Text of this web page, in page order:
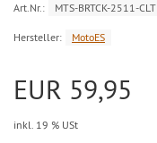
Art.Nr.: MTS-BRTCK-2511-CLT
Hersteller: MotoES
EUR 59,95
inkl. 19 % USt